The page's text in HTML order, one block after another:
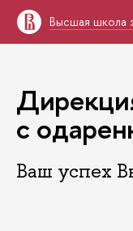
Высшая школа
с
Ваш успех